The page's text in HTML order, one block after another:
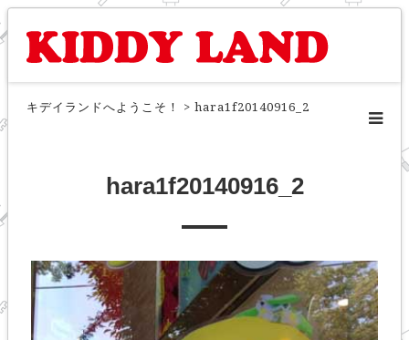
キデイランドへようこそ！ > hara1f20140916_2
hara1f20140916_2